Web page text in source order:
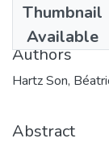
Thumbnail
Available
1999
Authors
Hartz Son,
Abstract